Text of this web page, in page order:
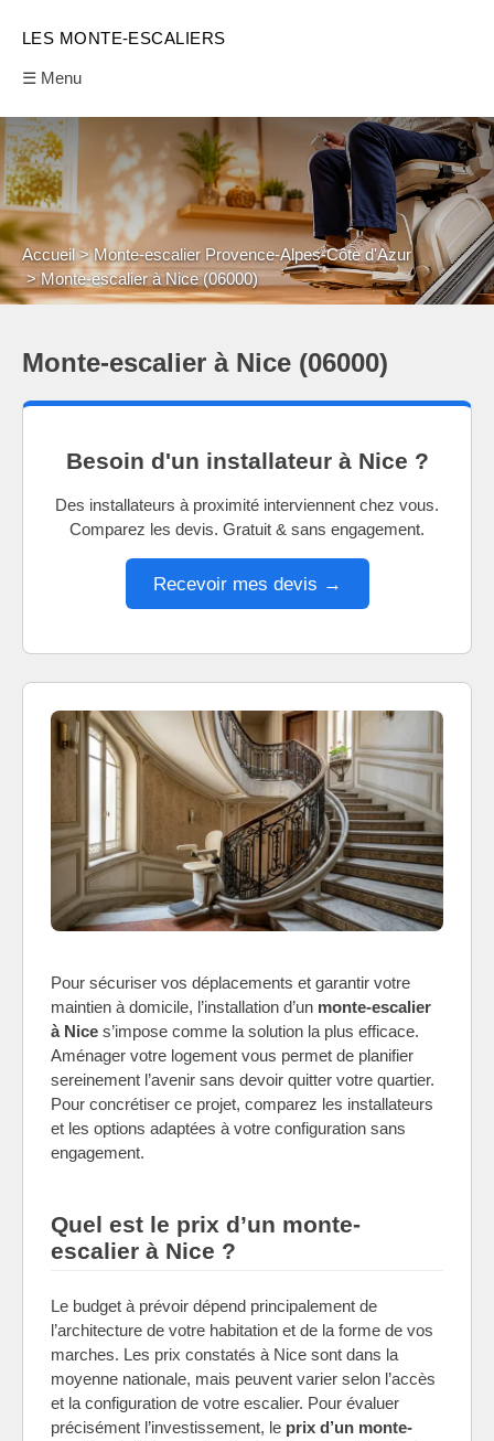
LES MONTE-ESCALIERS
☰ Menu
Accueil
Monte-escalier Provence-Alpes-Côte d'Azur
Monte-escalier à Nice (06000)
Monte-escalier à Nice (06000)
Besoin d'un installateur à Nice ?
Des installateurs à proximité interviennent chez vous.
Comparez les devis. Gratuit & sans engagement.
Recevoir mes devis →
Pour sécuriser vos déplacements et garantir votre
maintien à domicile, l’installation d’un monte-escalier
à Nice s’impose comme la solution la plus efficace.
Aménager votre logement vous permet de planifier
sereinement l’avenir sans devoir quitter votre quartier.
Pour concrétiser ce projet, comparez les installateurs
et les options adaptées à votre configuration sans
engagement.
Quel est le prix d’un monte-
escalier à Nice ?
Le budget à prévoir dépend principalement de
l’architecture de votre habitation et de la forme de vos
marches. Les prix constatés à Nice sont dans la
moyenne nationale, mais peuvent varier selon l’accès
et la configuration de votre escalier. Pour évaluer
précisément l’investissement, le prix d’un monte-